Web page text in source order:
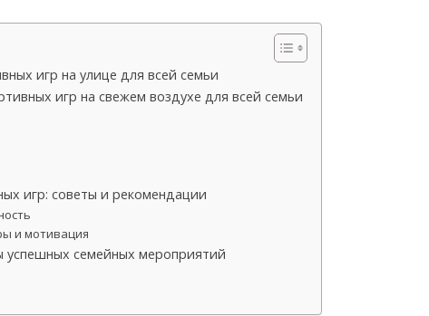
игр на улице для всей семьи
игр на свежем воздухе для всей семьи
игр: советы и рекомендации
и мотивация
успешных семейных мероприятий